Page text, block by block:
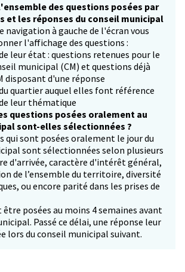
des questions posées par
et les réponses du conseil municipal
navigation à gauche de l'écran vous
l'affichage des questions :
leur état : questions retenues pour le
municipal (CM) et questions déjà
disposant d'une réponse
quartier auquel elles font référence
leur thématique
questions posées oralement au
sont-elles sélectionnées ?
qui sont posées oralement le jour du
sont sélectionnées selon plusieurs
d'arrivée, caractère d'intérêt général,
de l’ensemble du territoire, diversité
ou encore parité dans les prises de
posées au moins 4 semaines avant
Passé ce délai, une réponse leur
lors du conseil municipal suivant.